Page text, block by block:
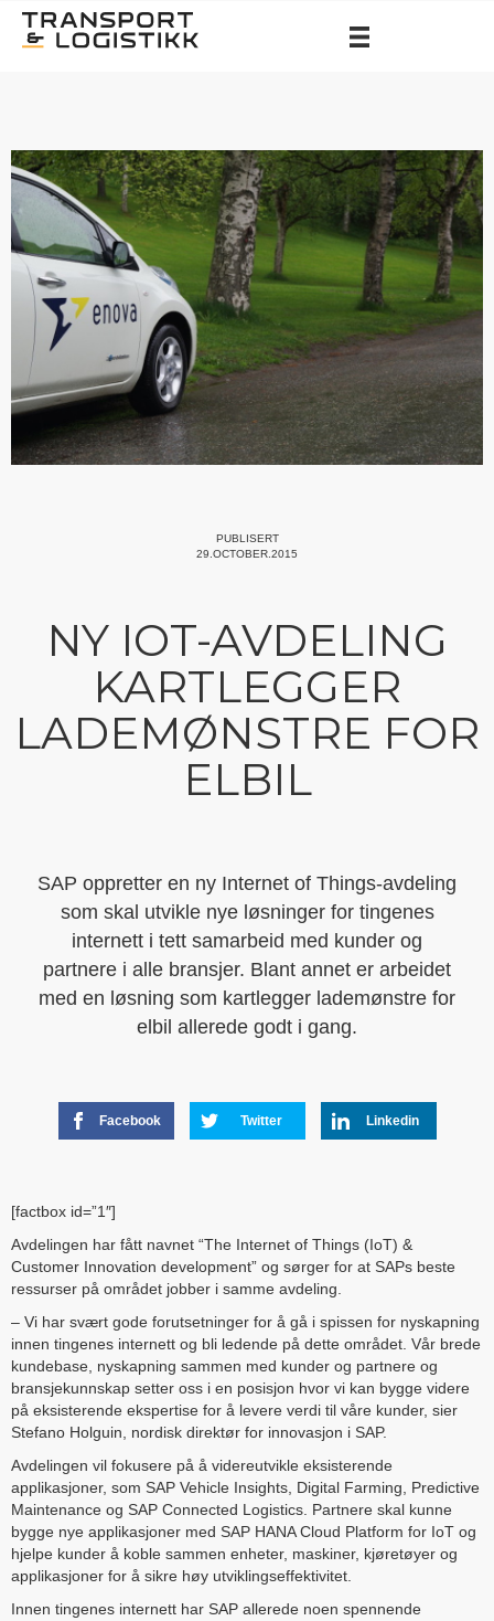
PUBLISERT
29.OCTOBER.2015
NY IOT-AVDELING
KARTLEGGER
LADEMØNSTRE FOR
ELBIL
SAP oppretter en ny Internet of Things-avdeling
som skal utvikle nye løsninger for tingenes
internett i tett samarbeid med kunder og
partnere i alle bransjer. Blant annet er arbeidet
med en løsning som kartlegger lademønstre for
elbil allerede godt i gang.
Facebook Twitter Linkedin
[factbox id=”1″]
Avdelingen har fått navnet “The Internet of Things (IoT) &
Customer Innovation development” og sørger for at SAPs beste
ressurser på området jobber i samme avdeling.
– Vi har svært gode forutsetninger for å gå i spissen for nyskapning
innen tingenes internett og bli ledende på dette området. Vår brede
kundebase, nyskapning sammen med kunder og partnere og
bransjekunnskap setter oss i en posisjon hvor vi kan bygge videre
på eksisterende ekspertise for å levere verdi til våre kunder, sier
Stefano Holguin, nordisk direktør for innovasjon i SAP.
Avdelingen vil fokusere på å videreutvikle eksisterende
applikasjoner, som SAP Vehicle Insights, Digital Farming, Predictive
Maintenance og SAP Connected Logistics. Partnere skal kunne
bygge nye applikasjoner med SAP HANA Cloud Platform for IoT og
hjelpe kunder å koble sammen enheter, maskiner, kjøretøyer og
applikasjoner for å sikre høy utviklingseffektivitet.
Innen tingenes internett har SAP allerede noen spennende